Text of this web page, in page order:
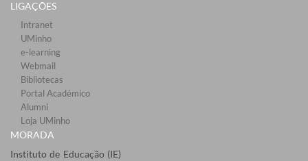
LIGAÇÕES​
Intranet
UMinho
e-learning
Webmail​
Bibliotecas​
Portal Académico
Alumni
Loja UMinho
MORADA
Instituto de Educação (IE)